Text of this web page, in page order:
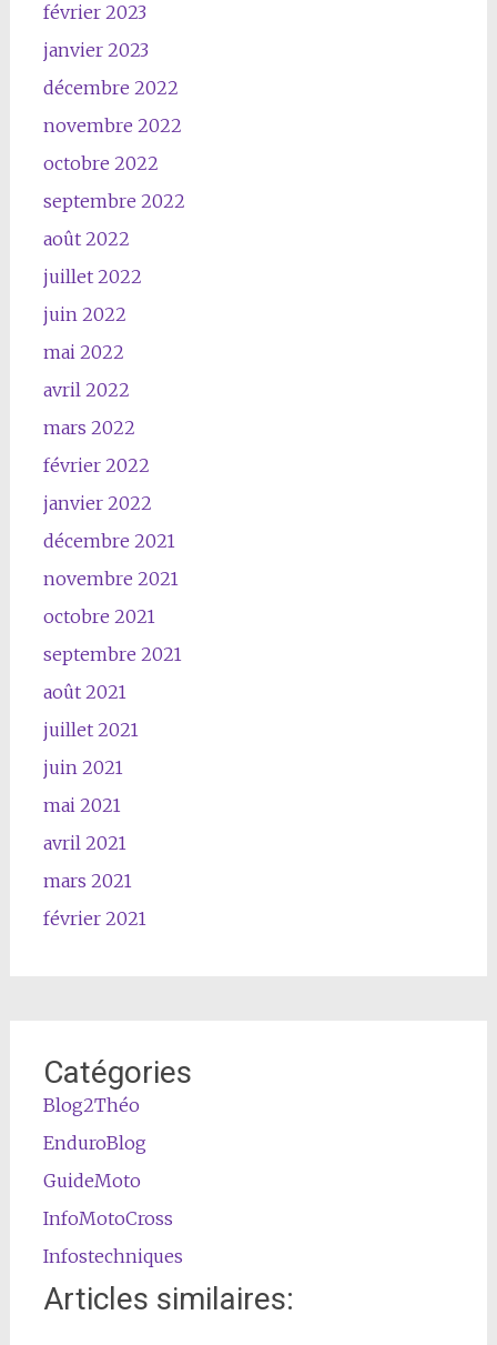
février 2023
janvier 2023
décembre 2022
novembre 2022
octobre 2022
septembre 2022
août 2022
juillet 2022
juin 2022
mai 2022
avril 2022
mars 2022
février 2022
janvier 2022
décembre 2021
novembre 2021
octobre 2021
septembre 2021
août 2021
juillet 2021
juin 2021
mai 2021
avril 2021
mars 2021
février 2021
Catégories
Blog2Théo
EnduroBlog
GuideMoto
InfoMotoCross
Infostechniques
Articles similaires: